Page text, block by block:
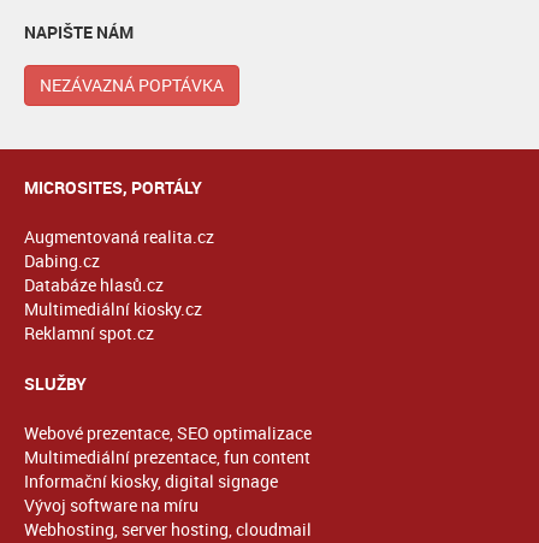
NAPIŠTE NÁM
NEZÁVAZNÁ POPTÁVKA
MICROSITES, PORTÁLY
Augmentovaná realita.cz
Dabing.cz
Databáze hlasů.cz
Multimediální kiosky.cz
Reklamní spot.cz
SLUŽBY
Webové prezentace, SEO optimalizace
Multimediální prezentace, fun content
Informační kiosky, digital signage
Vývoj software na míru
Webhosting, server hosting, cloudmail